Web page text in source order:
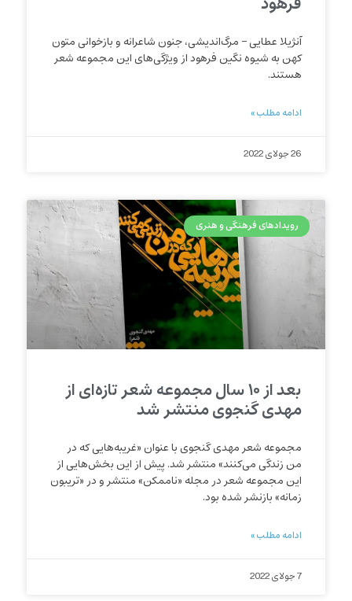
آنژیلا عطایی – مرگ‌اندیشی، جنون شاعرانه و بازخوانی متون
کهن به شیوه نگین فرهود از ویژگی‌های این مجموعه شعر
هستند.
ادامه مطلب »
26 جولای 2022
رویدادهای فرهنگی و هنری
بعد از ۱۰ سال مجموعه شعر تازه‌ای از
مهدی گنجوی منتشر شد
مجموعه شعر مهدی گنجوی با عنوان «غریبه‌هایی که در
من زندگی می‌کنند» منتشر شد. پیش از این بخش‌هایی از
این مجموعه شعر در مجله «ناممکن» منتشر و در «تریبون
زمانه» بازنشر شده بود.
ادامه مطلب »
7 جولای 2022